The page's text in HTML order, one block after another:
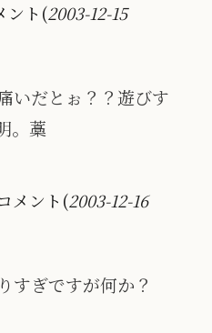
ント(2003-12-15
いだとぉ？？遊びす
。藁
メント(2003-12-16
すぎですが何か？